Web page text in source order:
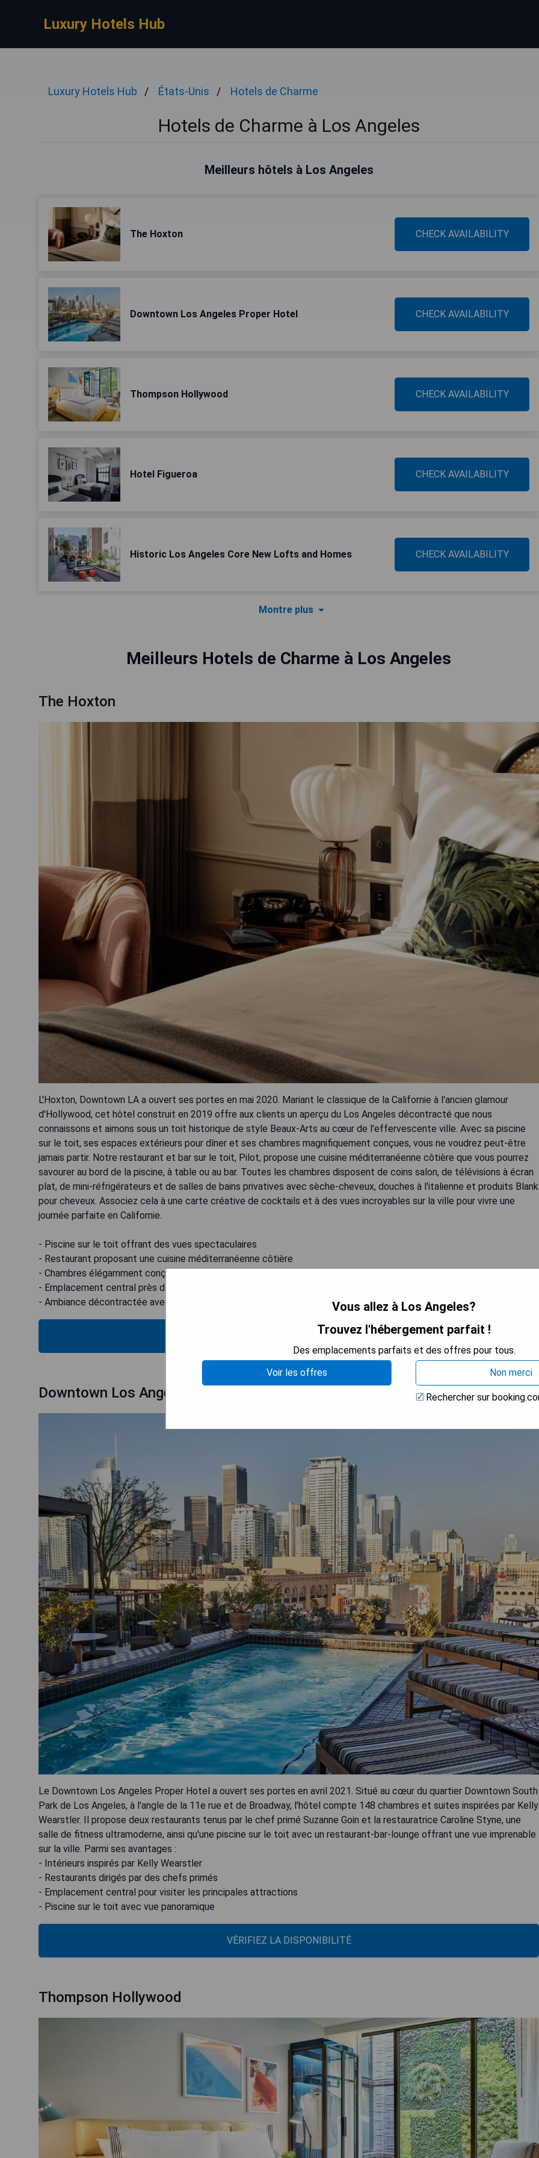
Luxury Hotels Hub
Luxury Hotels Hub États-Unis Hotels de Charme
Hotels de Charme à Los Angeles
Meilleurs hôtels à Los Angeles
The Hoxton CHECK AVAILABILITY
Downtown Los Angeles Proper Hotel CHECK AVAILABILITY
Thompson Hollywood CHECK AVAILABILITY
Hotel Figueroa CHECK AVAILABILITY
Historic Los Angeles Core New Lofts and Homes CHECK AVAILABILITY
Montre plus
Meilleurs Hotels de Charme à Los Angeles
The Hoxton
L'Hoxton, Downtown LA a ouvert ses portes en mai 2020. Mariant le classique de la Californie à l'ancien glamour
d'Hollywood, cet hôtel construit en 2019 offre aux clients un aperçu du Los Angeles décontracté que nous
connaissons et aimons sous un toit historique de style Beaux-Arts au cœur de l'effervescente ville. Avec sa piscine
sur le toit, ses espaces extérieurs pour dîner et ses chambres magnifiquement conçues, vous ne voudrez peut-être
jamais partir. Notre restaurant et bar sur le toit, Pilot, propose une cuisine méditerranéenne côtière que vous pourrez
savourer au bord de la piscine, à table ou au bar. Toutes les chambres disposent de coins salon, de télévisions à écran
plat, de mini-réfrigérateurs et de salles de bains privatives avec sèche-cheveux, douches à l'italienne et produits Blank
pour cheveux. Associez cela à une carte créative de cocktails et à des vues incroyables sur la ville pour vivre une
journée parfaite en Californie.
- Piscine sur le toit offrant des vues spectaculaires
- Restaurant proposant une cuisine méditerranéenne côtière
- Chambres élégamment conçues avec coin salon
- Emplacement central près des principales attractions
- Ambiance décontractée avec un soupçon du glamour d'Hollywood
VÉRIFIEZ LA DISPONIBILITÉ
Downtown Los Angeles Proper Hotel
Le Downtown Los Angeles Proper Hotel a ouvert ses portes en avril 2021. Situé au cœur du quartier Downtown South
Park de Los Angeles, à l'angle de la 11e rue et de Broadway, l'hôtel compte 148 chambres et suites inspirées par Kelly
Wearstler. Il propose deux restaurants tenus par le chef primé Suzanne Goin et la restauratrice Caroline Styne, une
salle de fitness ultramoderne, ainsi qu'une piscine sur le toit avec un restaurant-bar-lounge offrant une vue imprenable
sur la ville. Parmi ses avantages :
- Intérieurs inspirés par Kelly Wearstler
- Restaurants dirigés par des chefs primés
- Emplacement central pour visiter les principales attractions
- Piscine sur le toit avec vue panoramique
VÉRIFIEZ LA DISPONIBILITÉ
Thompson Hollywood
Vous allez à Los Angeles?
Trouvez l'hébergement parfait !
Des emplacements parfaits et des offres pour tous.
Voir les offres
Non merci
Rechercher sur